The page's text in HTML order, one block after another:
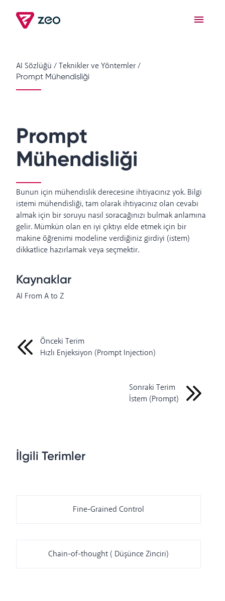
AI Sözlüğü /Teknikler ve Yöntemler/
Prompt Mühendisliği
Prompt
Mühendisliği
Bunun için mühendislik derecesine ihtiyacınız yok. Bilgi
istemi mühendisliği, tam olarak ihtiyacınız olan cevabı
almak için bir soruyu nasıl soracağınızı bulmak anlamına
gelir. Mümkün olan en iyi çıktıyı elde etmek için bir
makine öğrenimi modeline verdiğiniz girdiyi (istem)
dikkatlice hazırlamak veya seçmektir.
Kaynaklar
AI From A to Z
Önceki Terim
Hızlı Enjeksiyon (Prompt Injection)
Sonraki Terim
İstem (Prompt)
İlgili Terimler
Fine-Grained Control
Chain-of-thought ( Düşünce Zinciri)